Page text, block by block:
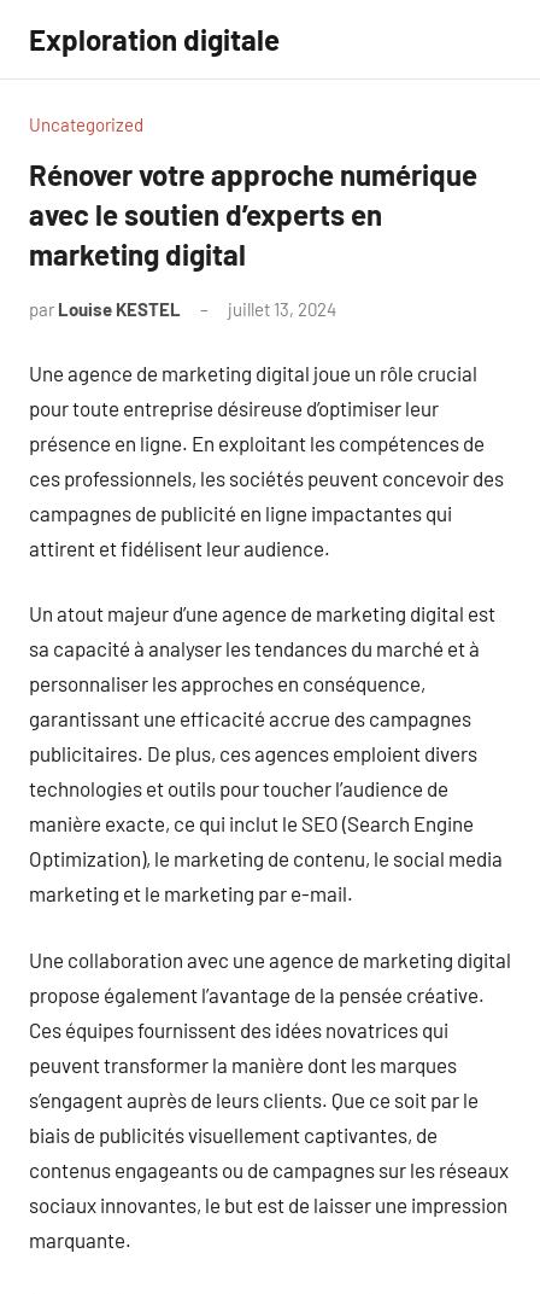
contenu
Exploration digitale
Uncategorized
Rénover votre approche numérique
avec le soutien d’experts en
marketing digital
par Louise KESTEL juillet 13, 2024
Une agence de marketing digital joue un rôle crucial
pour toute entreprise désireuse d’optimiser leur
présence en ligne. En exploitant les compétences de
ces professionnels, les sociétés peuvent concevoir des
campagnes de publicité en ligne impactantes qui
attirent et fidélisent leur audience.
Un atout majeur d’une agence de marketing digital est
sa capacité à analyser les tendances du marché et à
personnaliser les approches en conséquence,
garantissant une efficacité accrue des campagnes
publicitaires. De plus, ces agences emploient divers
technologies et outils pour toucher l’audience de
manière exacte, ce qui inclut le SEO (Search Engine
Optimization), le marketing de contenu, le social media
marketing et le marketing par e-mail.
Une collaboration avec une agence de marketing digital
propose également l’avantage de la pensée créative.
Ces équipes fournissent des idées novatrices qui
peuvent transformer la manière dont les marques
s’engagent auprès de leurs clients. Que ce soit par le
biais de publicités visuellement captivantes, de
contenus engageants ou de campagnes sur les réseaux
sociaux innovantes, le but est de laisser une impression
marquante.